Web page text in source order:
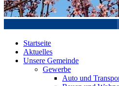
Startseite
Aktuelles
Unsere Gemeinde
Gewerbe
Auto und